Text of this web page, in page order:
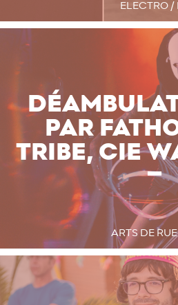
ELECTRO /
PAR
TRIBE, CIE
ARTS DE